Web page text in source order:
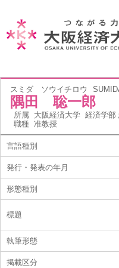
スミダ ソウイチロウ
隅田 聡一郎
所属 大阪経済大学 経済学部
職種 准教授
言語種別
発行・発表の年月
形態種別
標題
執筆形態
掲載区分